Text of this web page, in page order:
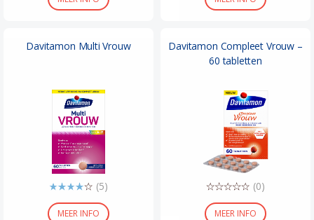
Davitamon Multi Vrouw
MEER INFO
(5)
Davitamon Compleet Vrouw –
60 tabletten
MEER INFO
(0)